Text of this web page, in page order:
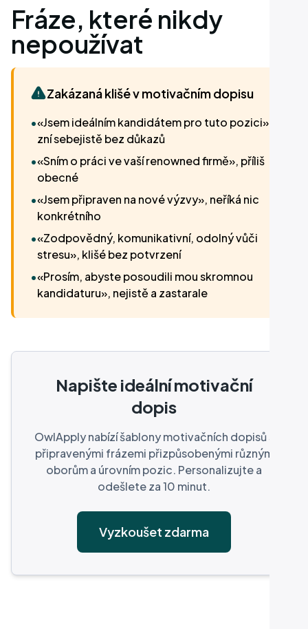
Fráze, které nikdy
nepoužívat
Zakázaná klišé v motivačním dopisu
•«Jsem ideálním kandidátem pro tuto pozici»,
zní sebejistě bez důkazů
•«Sním o práci ve vaší renowned firmě», příliš
obecné
•«Jsem připraven na nové výzvy», neříká nic
konkrétního
•«Zodpovědný, komunikativní, odolný vůči
stresu», klišé bez potvrzení
•«Prosím, abyste posoudili mou skromnou
kandidaturu», nejistě a zastarale
Napište ideální motivační
dopis
OwlApply nabízí šablony motivačních dopisů s
připravenými frázemi přizpůsobenými různým
oborům a úrovním pozic. Personalizujte a
odešlete za 10 minut.
Vyzkoušet zdarma